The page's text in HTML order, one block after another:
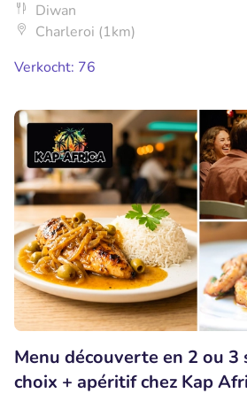
Diwan
Charleroi (1km)
Verkocht: 76
Menu découverte en 2 ou 3
choix + apéritif chez Kap